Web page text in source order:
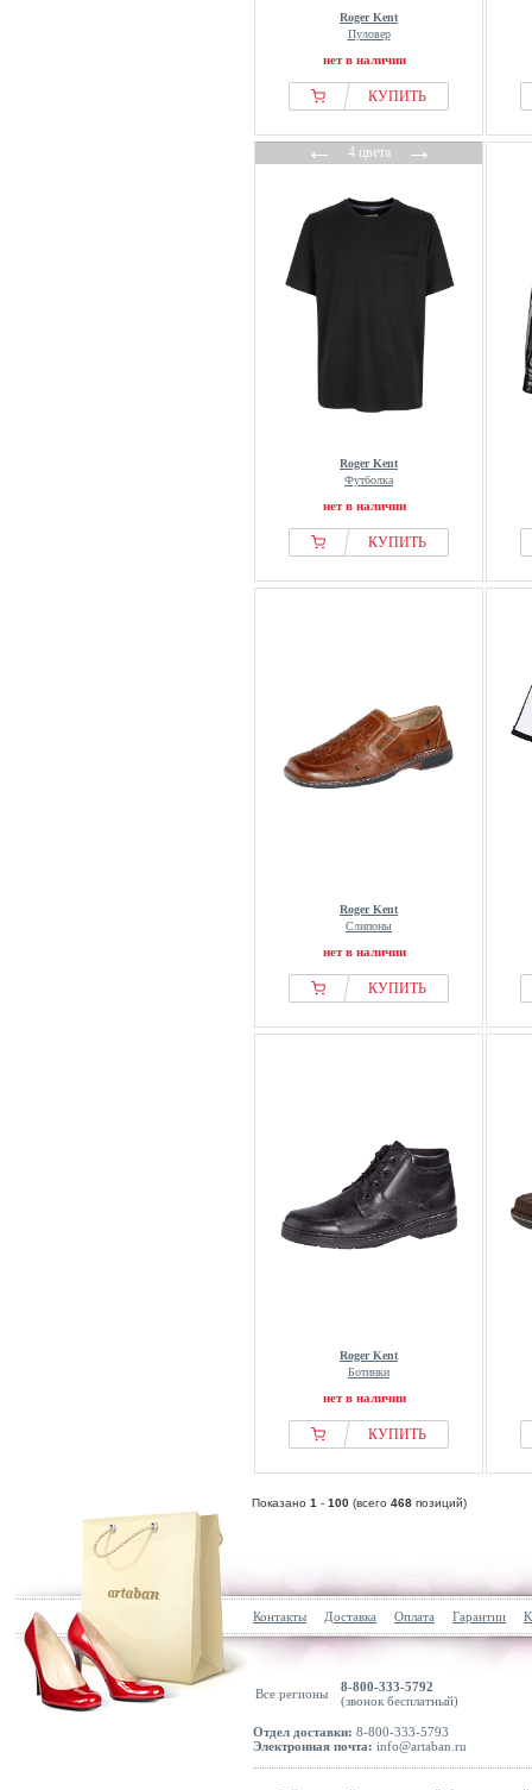
Roger Kent
Пуловер
нет в наличии
КУПИТЬ
←4 цвета→
Roger Kent
Футболка
нет в наличии
КУПИТЬ
Roger Kent
Слипоны
нет в наличии
КУПИТЬ
Roger Kent
Ботинки
нет в наличии
КУПИТЬ
Показано 1 - 100 (всего 468 позиций)
Контакты Доставка Оплата Гарантии
Все регионы
8-800-333-5792
(звонок бесплатный)
Отдел доставки: 8-800-333-5793
Электронная почта: info@artaban.ru